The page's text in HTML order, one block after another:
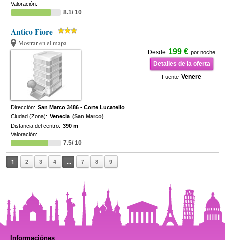
Valoración:
8.1/ 10
Antico Fiore
Mostrar en el mapa
Desde 199 € por noche
Detalles de la oferta
Fuente Venere
Dirección: San Marco 3486 - Corte Lucatello
Ciudad (Zona): Venecia (San Marco)
Distancia del centro: 390 m
Valoración:
7.5/ 10
1 2 3 4 ... 7 8 9
Informaciónes